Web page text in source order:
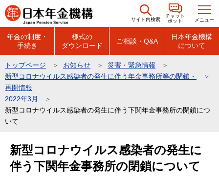
こ
の
の
先
頭
で
す
サイト内検索
チャット
ボット
メニュー
年金の制度・
手続き
様式の
ダウンロード
ご相談・Q&A
日本年金機構
について
トップページ お知らせ
災害・緊急情報
新型コロナウイルス感染者の発生に伴う年金事務所等の閉鎖・
再開情報
2022年3月
新型コロナウイルス感染者の発生に伴う下関年金事務所の閉鎖につ
いて
新型コロナウイルス感染者の発生に
伴う下関年金事務所の閉鎖について